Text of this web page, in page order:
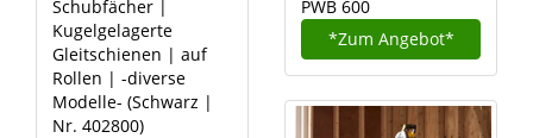
Schubfächer |
Kugelgelagerte
Gleitschienen | auf
Rollen | -diverse
Modelle- (Schwarz |
Nr. 402800)
PWB 600
*Zum Angebot*